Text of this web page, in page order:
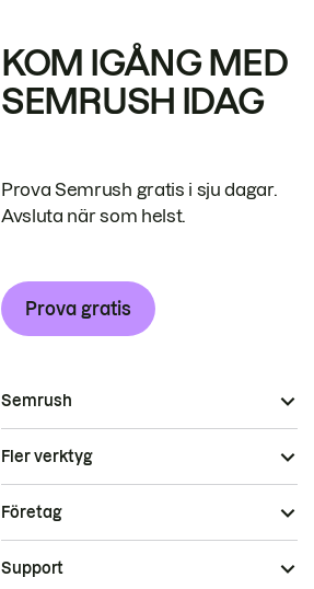
KOM IGÅNG MED
SEMRUSH IDAG
Prova Semrush gratis i sju dagar.
Avsluta när som helst.
Prova gratis
Semrush
Fler verktyg
Företag
Support